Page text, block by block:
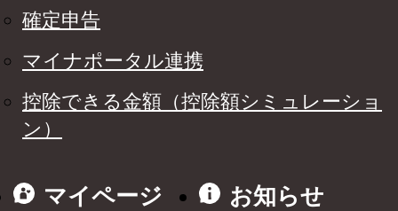
確定申告
マイナポータル連携
控除できる金額（控除額シミュレーショ
ン）
マイページ
お知らせ